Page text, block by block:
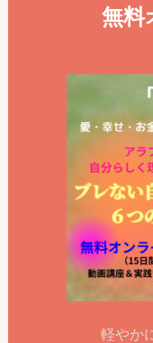
無料
軽やか